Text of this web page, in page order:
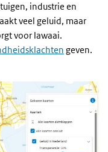
industrie en
veel geluid, maar
voor lawaai.
geven.